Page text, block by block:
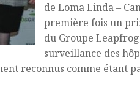
de Loma Linda –
première fois un
du Groupe
surveillance des
reconnus comme étant